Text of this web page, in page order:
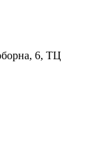
6, ТЦ